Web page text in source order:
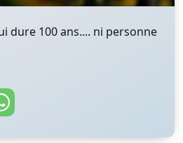
dure 100 ans.... ni personne